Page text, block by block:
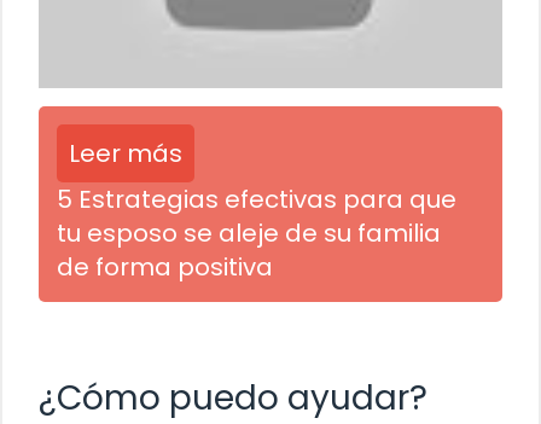
Leer más
5 Estrategias efectivas para que
tu esposo se aleje de su familia
de forma positiva
¿Cómo puedo ayudar?